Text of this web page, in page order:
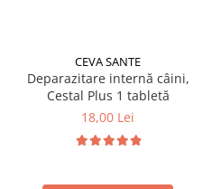
CEVA SANTE
Deparazitare internă câini,
Cestal Plus 1 tabletă
18,00 Lei